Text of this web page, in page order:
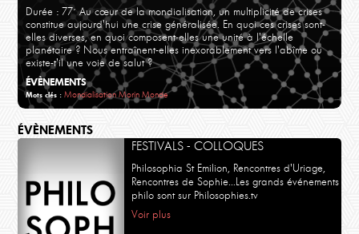
Durée : 77´Au cœur de la mondialisation, un multiplicité de crises
constitue aujourd'hui une crise généralisée. En quoi ces crises sont-
elles diverses, en quoi composent-elles une unité à l'échelle
planétaire ? Nous entraînent-elles inexorablement vers l'abîme ou
existe-t'il une voie de salut ?
ÉVÈNEMENTS
Mots clés : Mondialisation Morin Monde
ÉVÈNEMENTS
FESTIVALS - COLLOQUES
Philosophia St Emilion, Rencontres d'Uriage,
Rencontres de Sophie...Les grands événements
philo sont sur Philosophies.tv
Voir plus